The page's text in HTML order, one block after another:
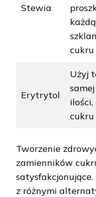
Stewia
każdą
cukru
Erytrytol
Użyj
samej
ilości,
cukru
Tworzenie
zamienników
z różnymi